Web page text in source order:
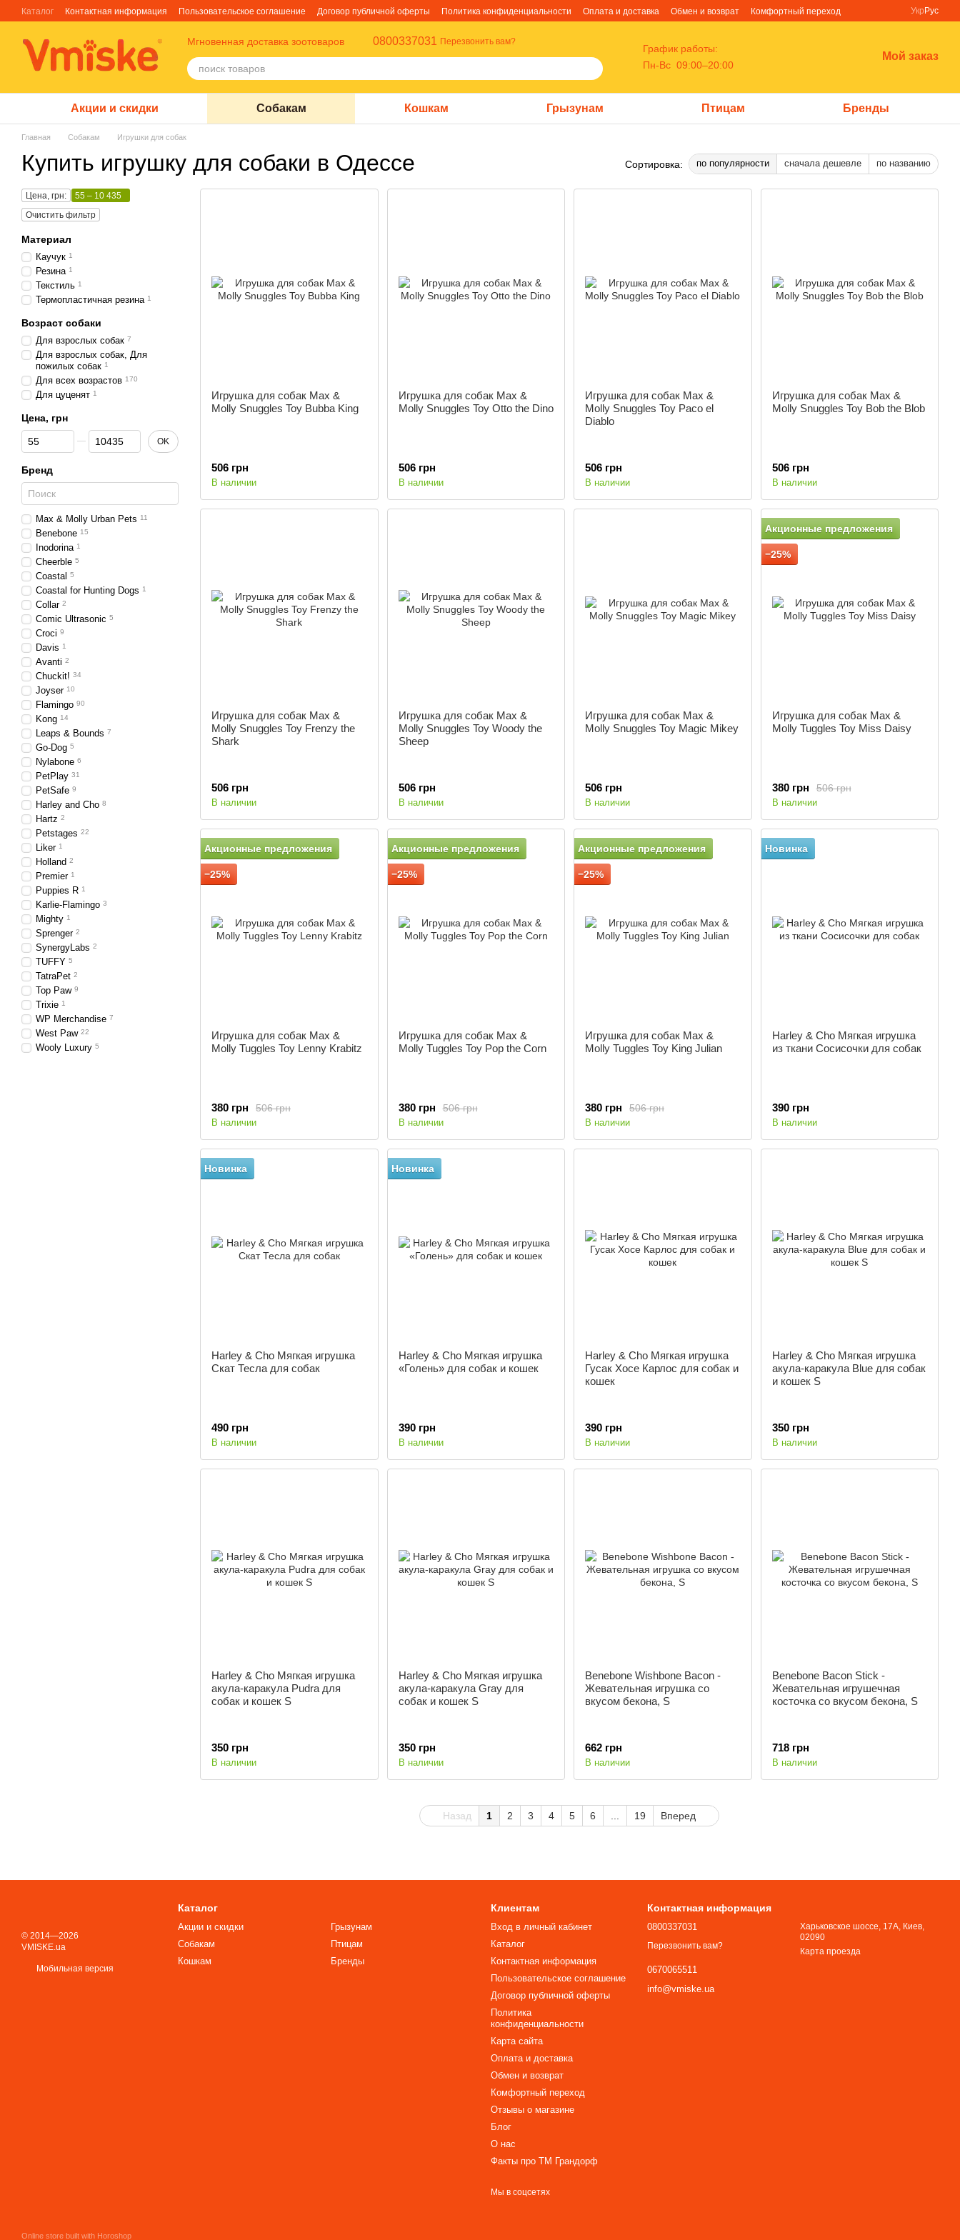
Перейти к основному контенту
Каталог Контактная информация Пользовательское соглашение Договор публичной оферты Политика конфиденциальности Оплата и доставка Обмен и возврат
Комфортный переход
Укр Рус
Мгновенная доставка зоотоваров 0800337031 Перезвонить вам?
График работы:
Пн-Вс 09:00–20:00
Мой заказ
Акции и скидки Собакам Кошкам Грызунам Птицам Бренды
Главная Собакам Игрушки для собак
Купить игрушку для собаки в Одессе Сортировка: по популярности сначала дешевле по названию
Игрушка для собак Max &
Molly Snuggles Toy Bubba King
506 грн
В наличии
Игрушка для собак Max &
Molly Snuggles Toy Otto the Dino
506 грн
В наличии
Игрушка для собак Max &
Molly Snuggles Toy Paco el
Diablo
506 грн
В наличии
Игрушка для собак Max &
Molly Snuggles Toy Bob the Blob
506 грн
В наличии
Игрушка для собак Max &
Molly Snuggles Toy Frenzy the
Shark
506 грн
В наличии
Игрушка для собак Max &
Molly Snuggles Toy Woody the
Sheep
506 грн
В наличии
Игрушка для собак Max &
Molly Snuggles Toy Magic Mikey
506 грн
В наличии
Акционные предложения
−25%
Игрушка для собак Max &
Molly Tuggles Toy Miss Daisy
506 грн
380 грн
В наличии
Акционные предложения
−25%
Игрушка для собак Max &
Molly Tuggles Toy Lenny Krabitz
506 грн
380 грн
В наличии
Акционные предложения
−25%
Игрушка для собак Max &
Molly Tuggles Toy Pop the Corn
506 грн
380 грн
В наличии
Акционные предложения
−25%
Игрушка для собак Max &
Molly Tuggles Toy King Julian
506 грн
380 грн
В наличии
Новинка
Harley & Cho Мягкая игрушка
из ткани Сосисочки для собак
390 грн
В наличии
Новинка
Harley & Cho Мягкая игрушка
Скат Тесла для собак
490 грн
В наличии
Новинка
Harley & Cho Мягкая игрушка
«Голень» для собак и кошек
390 грн
В наличии
Harley & Cho Мягкая игрушка
Гусак Хосе Карлос для собак и
кошек
390 грн
В наличии
Harley & Cho Мягкая игрушка
акула-каракула Blue для собак
и кошек S
350 грн
В наличии
Harley & Cho Мягкая игрушка
акула-каракула Pudra для
собак и кошек S
350 грн
В наличии
Harley & Cho Мягкая игрушка
акула-каракула Gray для
собак и кошек S
350 грн
В наличии
Benebone Wishbone Bacon -
Жевательная игрушка со
вкусом бекона, S
662 грн
В наличии
Benebone Bacon Stick -
Жевательная игрушечная
косточка со вкусом бекона, S
718 грн
В наличии
Назад 1 2 3 4 5 6 19 Вперед
Цена, грн:
55 – 10 435
Очистить фильтр
Материал
Каучук 1
Резина 1
Текстиль 1
Термопластичная резина 1
Возраст собаки
Для взрослых собак 7
Для взрослых собак, Для
пожилых собак 1
Для всех возрастов 170
Для цуценят 1
Цена, грн
От Цена, грн
До Цена, грн OK
Бренд
Max & Molly Urban Pets 11
Benebone 15
Inodorina 1
Cheerble 5
Coastal 5
Coastal for Hunting Dogs 1
Collar 2
Comic Ultrasonic 5
Croci 9
Davis 1
Avanti 2
Chuckit! 34
Joyser 10
Flamingo 90
Kong 14
Leaps & Bounds 7
Go-Dog 5
Nylabone 6
PetPlay 31
PetSafe 9
Harley and Cho 8
Hartz 2
Petstages 22
Liker 1
Holland 2
Premier 1
Puppies R 1
Karlie-Flamingo 3
Mighty 1
Sprenger 2
SynergyLabs 2
TUFFY 5
TatraPet 2
Top Paw 9
Trixie 1
WP Merchandise 7
West Paw 22
Wooly Luxury 5
© 2014—2026
VMISKE.ua
Мобильная версия
Online store built with Horoshop
Каталог
Акции и скидки
Собакам
Кошкам
Грызунам
Птицам
Бренды
Клиентам
Вход в личный кабинет
Каталог
Контактная информация
Пользовательское соглашение
Договор публичной оферты
Политика
конфиденциальности
Карта сайта
Оплата и доставка
Обмен и возврат
Комфортный переход
Отзывы о магазине
Блог
О нас
Факты про TM Грандорф
Мы в соцсетях
Контактная информация
0800337031
Перезвонить вам?
0670065511
info@vmiske.ua
Харьковское шоссе, 17А, Киев,
02090
Карта проезда